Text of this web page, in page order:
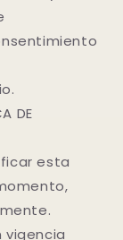
DE
esta
vigencia